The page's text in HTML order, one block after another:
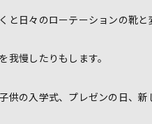
と日々のローテーションの靴
我慢したりもします。
供の入学式、プレゼンの日、新